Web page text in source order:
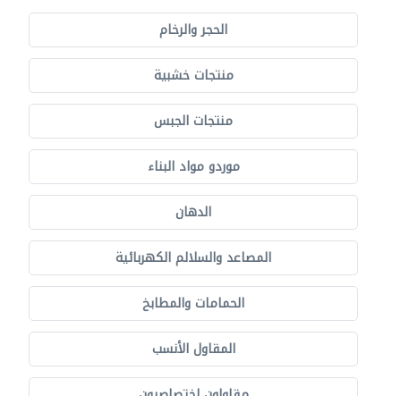
الحجر والرخام
منتجات خشبية
منتجات الجبس
موردو مواد البناء
الدهان
المصاعد والسلالم الكهربائية
الحمامات والمطابخ
المقاول الأنسب